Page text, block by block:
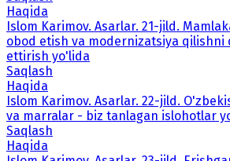
Haqida
Islom Karimov. Asarlar. 21-jild.
obod etish va modernizatsiya qilishni
ettirish yo'lida
Saqlash
Haqida
Islom Karimov. Asarlar. 22-jild.
va marralar - biz tanlagan islohotlar
Saqlash
Haqida